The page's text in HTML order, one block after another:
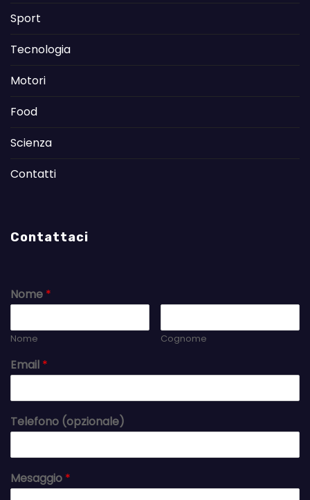
Sport
Tecnologia
Motori
Food
Scienza
Contatti
Contattaci
Nome *
Nome Cognome
Email *
Telefono (opzionale)
Mesaggio *